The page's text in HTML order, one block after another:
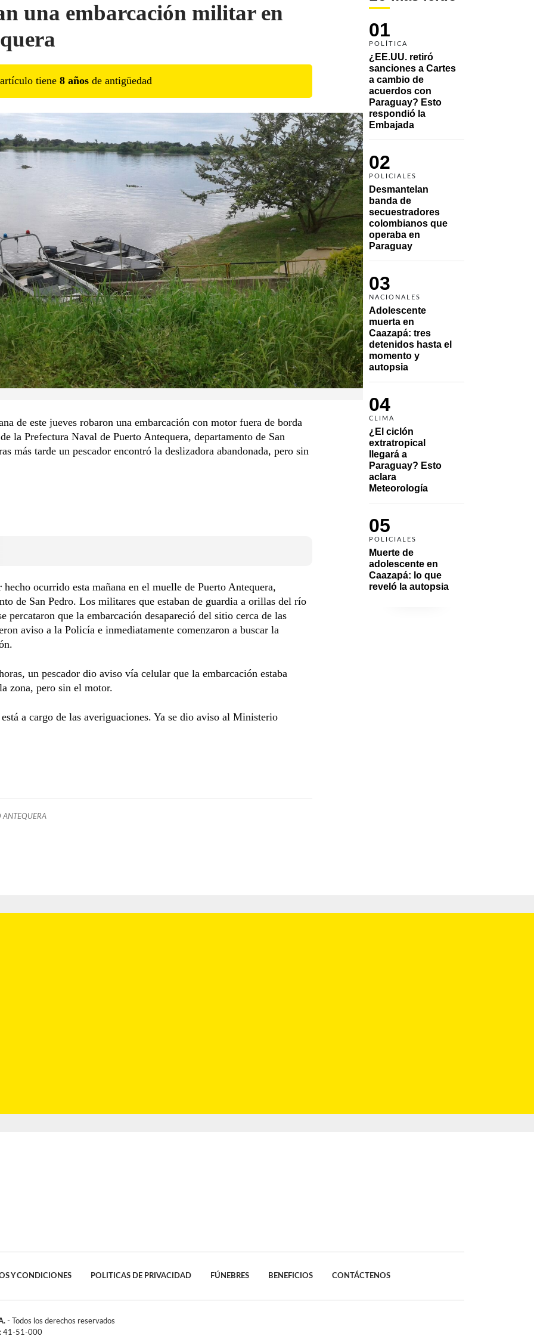
01
POLÍTICA
¿EE.UU. retiró
sanciones a Cartes
a cambio de
acuerdos con
Paraguay? Esto
respondió la
Embajada
02
POLICIALES
Desmantelan
banda de
secuestradores
colombianos que
operaba en
Paraguay
03
NACIONALES
Adolescente
muerta en
Caazapá: tres
detenidos hasta el
momento y
autopsia
04
CLIMA
¿El ciclón
extratropical
llegará a
Paraguay? Esto
aclara
Meteorología
05
POLICIALES
Muerte de
adolescente en
Caazapá: lo que
reveló la autopsia
una embarcación militar en
tiene 8 años de antigüedad
de este jueves robaron una embarcación con motor fuera de borda
la Prefectura Naval de Puerto Antequera, departamento de San
más tarde un pescador encontró la deslizadora abandonada, pero sin
ocurrido esta mañana en el muelle de Puerto Antequera,
de San Pedro. Los militares que estaban de guardia a orillas del río
percataron que la embarcación desapareció del sitio cerca de las
aviso a la Policía e inmediatamente comenzaron a buscar la
un pescador dio aviso vía celular que la embarcación estaba
zona, pero sin el motor.
a cargo de las averiguaciones. Ya se dio aviso al Ministerio
ANTEQUERA
Y CONDICIONES POLITICAS DE PRIVACIDAD FÚNEBRES BENEFICIOS CONTÁCTENOS
- Todos los derechos reservados
41-51-000